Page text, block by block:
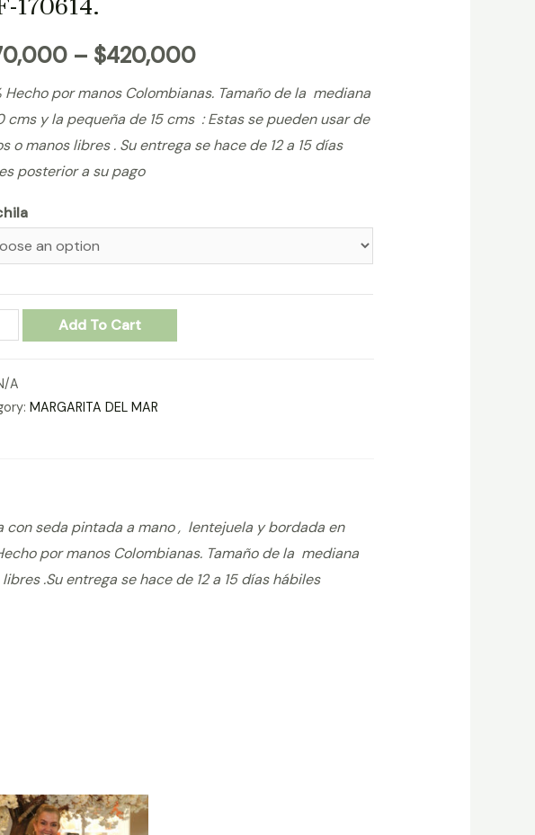
170614.
– $420,000
Hecho por manos Colombianas. Tamaño de la mediana
cms y la pequeña de 15 cms : Estas se pueden usar de
o manos libres . Su entrega se hace de 12 a 15 días
posterior a su pago
Add To Cart
A
MARGARITA DEL MAR
con seda pintada a mano , lentejuela y bordada en
por manos Colombianas. Tamaño de la mediana
.Su entrega se hace de 12 a 15 días hábiles